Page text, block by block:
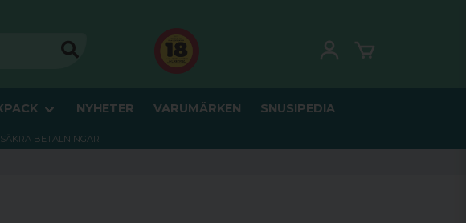
NYHETER VARUMÄRKEN SNUSIPEDIA
BETALNINGAR